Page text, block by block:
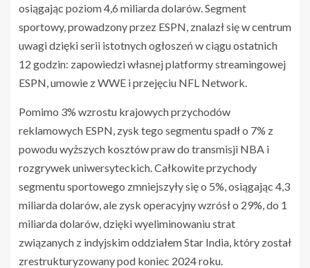
osiągając poziom 4,6 miliarda dolarów. Segment
sportowy, prowadzony przez ESPN, znalazł się w centrum
uwagi dzięki serii istotnych ogłoszeń w ciągu ostatnich
12 godzin: zapowiedzi własnej platformy streamingowej
ESPN, umowie z WWE i przejęciu NFL Network.
Pomimo 3% wzrostu krajowych przychodów
reklamowych ESPN, zysk tego segmentu spadł o 7% z
powodu wyższych kosztów praw do transmisji NBA i
rozgrywek uniwersyteckich. Całkowite przychody
segmentu sportowego zmniejszyły się o 5%, osiągając 4,3
miliarda dolarów, ale zysk operacyjny wzrósł o 29%, do 1
miliarda dolarów, dzięki wyeliminowaniu strat
związanych z indyjskim oddziałem Star India, który został
zrestrukturyzowany pod koniec 2024 roku.